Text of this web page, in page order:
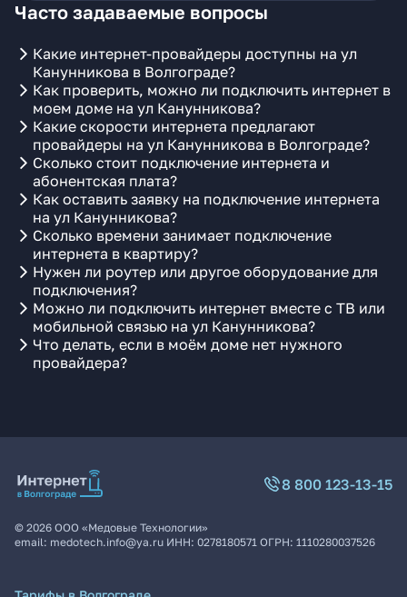
Часто задаваемые вопросы
Какие интернет-провайдеры доступны на ул
Канунникова в Волгограде?
Как проверить, можно ли подключить интернет в
моем доме на ул Канунникова?
Какие скорости интернета предлагают
провайдеры на ул Канунникова в Волгограде?
Сколько стоит подключение интернета и
абонентская плата?
Как оставить заявку на подключение интернета
на ул Канунникова?
Сколько времени занимает подключение
интернета в квартиру?
Нужен ли роутер или другое оборудование для
подключения?
Можно ли подключить интернет вместе с ТВ или
мобильной связью на ул Канунникова?
Что делать, если в моём доме нет нужного
провайдера?
8 800 123-13-15
© 2026 ООО «Медовые Технологии»
email: medotech.info@ya.ru ИНН: 0278180571 ОГРН: 1110280037526